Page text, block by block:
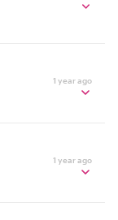
1 year ago
1 year ago